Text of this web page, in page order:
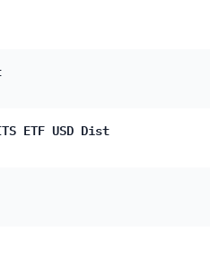
ETF USD Dist